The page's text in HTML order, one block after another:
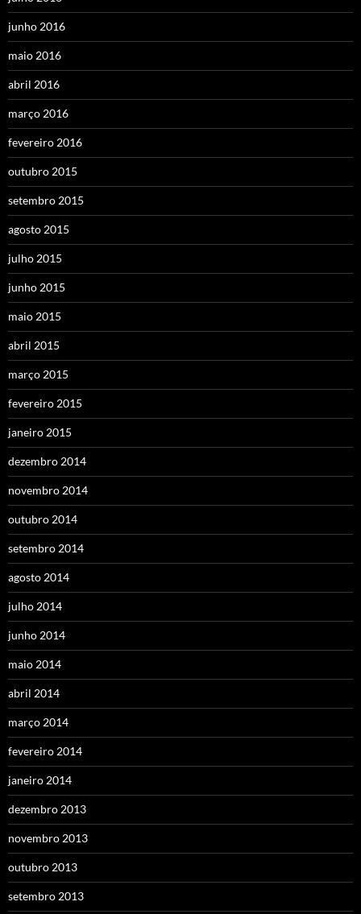
junho 2016
maio 2016
abril 2016
março 2016
fevereiro 2016
outubro 2015
setembro 2015
agosto 2015
julho 2015
junho 2015
maio 2015
abril 2015
março 2015
fevereiro 2015
janeiro 2015
dezembro 2014
novembro 2014
outubro 2014
setembro 2014
agosto 2014
julho 2014
junho 2014
maio 2014
abril 2014
março 2014
fevereiro 2014
janeiro 2014
dezembro 2013
novembro 2013
outubro 2013
setembro 2013